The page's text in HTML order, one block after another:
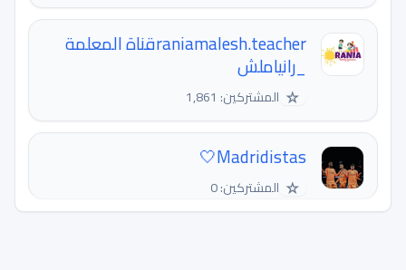
raniamalesh.teacherقناة المعلمة
_رانياملش
☆ المشتركين: 1,861
Madridistas🤍
☆ المشتركين: 0